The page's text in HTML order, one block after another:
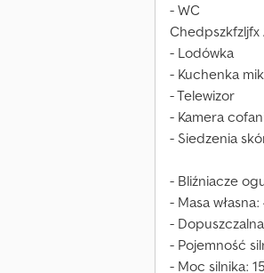
- WC
Chedpszkfzljfx
- Lodówka
- Kuchenka
- Telewizor
- Kamera
- Siedzenia
- Bliźniacze
- Masa
-
- Pojemność
- Moc silnika: